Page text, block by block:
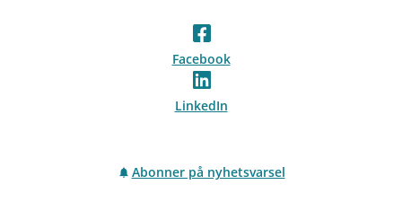
Facebook
LinkedIn
Abonner på nyhetsvarsel